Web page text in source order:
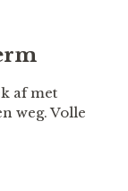
af met
weg. Volle